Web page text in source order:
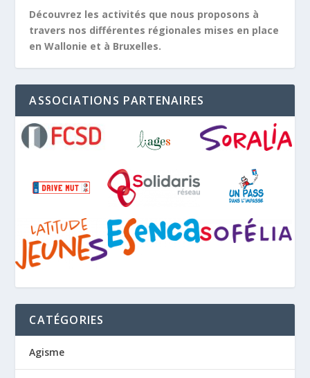
Découvrez les activités que nous proposons à
travers nos différentes régionales mises en place
en Wallonie et à Bruxelles.
ASSOCIATIONS PARTENAIRES
CATÉGORIES
Agisme